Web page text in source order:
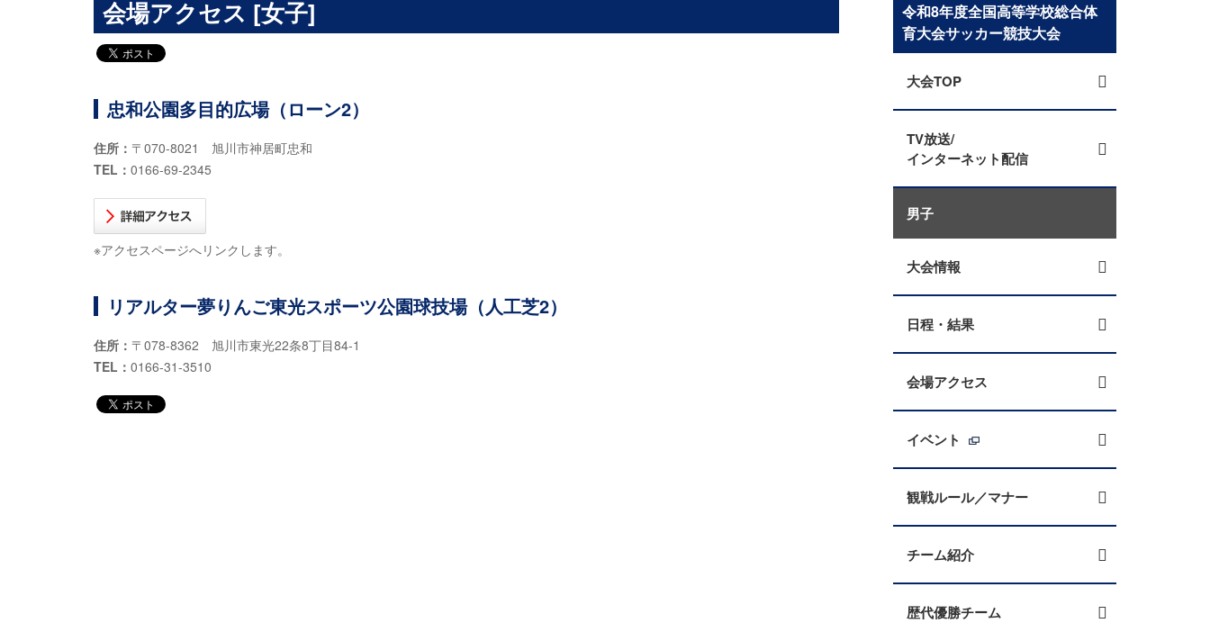
会場アクセス [女子]
忠和公園多目的広場（ローン2）
住所： 〒070-8021 旭川市神居町忠和
TEL： 0166-69-2345
※アクセスページへリンクします。
リアルター夢りんご東光スポーツ公園球技場（人工芝2）
住所： 〒078-8362 旭川市東光22条8丁目84-1
TEL： 0166-31-3510
令和8年度全国高等学校総合体
育大会サッカー競技大会
大会TOP
TV放送/
インターネット配信
男子
大会情報
日程・結果
会場アクセス
イベント
観戦ルール／マナー
チーム紹介
歴代優勝チーム